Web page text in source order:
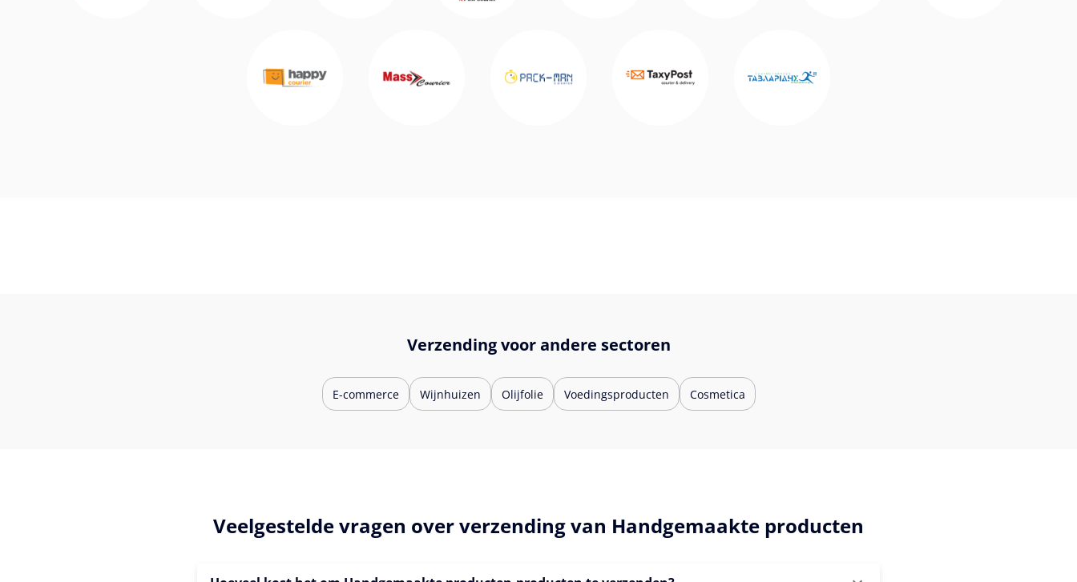
Verzending voor andere sectoren
E-commerce Wijnhuizen Olijfolie Voedingsproducten Cosmetica
Veelgestelde vragen over verzending van Handgemaakte producten